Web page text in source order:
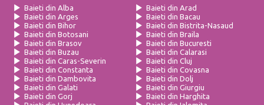
Baieti din Alba
Baieti din Arad
Baieti din Arges
Baieti din Bacau
Baieti din Bihor
Baieti din Bistrita-Nasaud
Baieti din Botosani
Baieti din Braila
Baieti din Brasov
Baieti din Bucuresti
Baieti din Buzau
Baieti din Calarasi
Baieti din Caras-Severin
Baieti din Cluj
Baieti din Constanta
Baieti din Covasna
Baieti din Dambovita
Baieti din Dolj
Baieti din Galati
Baieti din Giurgiu
Baieti din Gorj
Baieti din Harghita